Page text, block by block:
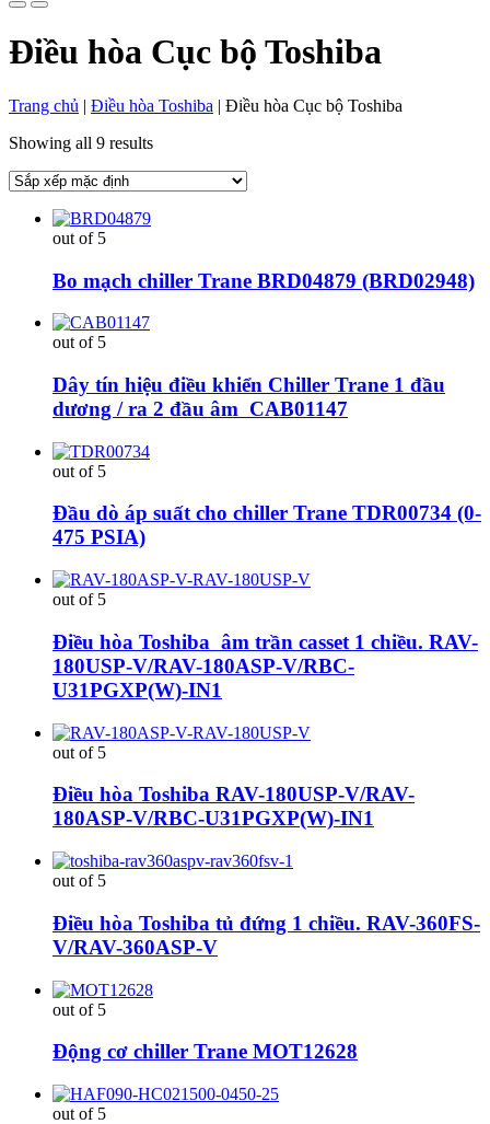
Điều hòa Cục bộ Toshiba
Trang chủ | Điều hòa Toshiba | Điều hòa Cục bộ Toshiba
Showing all 9 results
out of 5
Bo mạch chiller Trane BRD04879 (BRD02948)
out of 5
Dây tín hiệu điều khiển Chiller Trane 1 đầu
dương / ra 2 đầu âm CAB01147
out of 5
Đầu dò áp suất cho chiller Trane TDR00734 (0-
475 PSIA)
out of 5
Điều hòa Toshiba âm trần casset 1 chiều. RAV-
180USP-V/RAV-180ASP-V/RBC-
U31PGXP(W)-IN1
out of 5
Điều hòa Toshiba RAV-180USP-V/RAV-
180ASP-V/RBC-U31PGXP(W)-IN1
out of 5
Điều hòa Toshiba tủ đứng 1 chiều. RAV-360FS-
V/RAV-360ASP-V
out of 5
Động cơ chiller Trane MOT12628
out of 5